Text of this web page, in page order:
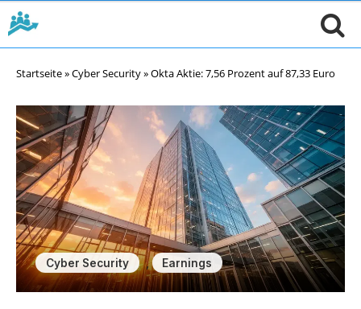
Startseite»Cyber Security»Okta Aktie: 7,56 Prozent auf 87,33 Euro
Cyber Security , Earnings